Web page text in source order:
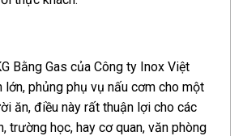
Bằng Gas của Công ty Inox Việt
lớn, phủng phụ vụ nấu cơm cho một
ăn, điều này rất thuận lợi cho các
trường học, hay cơ quan, văn phòng